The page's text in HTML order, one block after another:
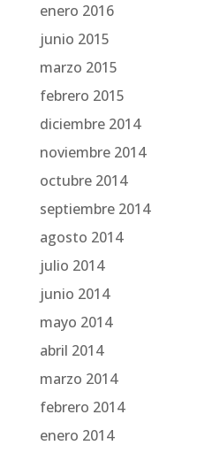
enero 2016
junio 2015
marzo 2015
febrero 2015
diciembre 2014
noviembre 2014
octubre 2014
septiembre 2014
agosto 2014
julio 2014
junio 2014
mayo 2014
abril 2014
marzo 2014
febrero 2014
enero 2014